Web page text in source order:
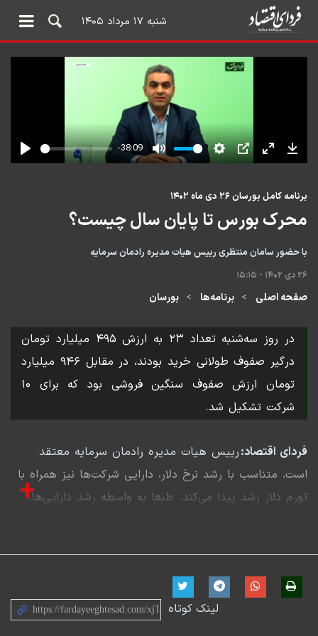
شنبه ۱۷ مرداد ۱۴۰۵
برنامه کامل بورسان ۲۶ دی ماه ۱۴۰۲
محرک بورس تا پایان سال چیست؟
با حضور سامان منتظری رییس هیات مدیره رادمان سرمایه
۲۶ دی ۱۴۰۲ - ۱۵:۱۵
صفحه اصلی برنامه‌ها بورسان
در روز سه‌شنبه تعداد ۲۳ به ارزش ۴۹۵ میلیارد تومان
درگیر صفوف طولانی خرید بودند، در مقابل ۹۴۶ میلیارد
تومان ارزش صفوف سنگین فروشی بود که برای ۱۰
شرکت تشکیل شد.
فردای اقتصاد:رییس هیات مدیره رادمان سرمایه معتقد
است، متناسب با رشد نرخ دلار، دارایی شرکت‌ها نیز همراه با
تورم دلار رشد پیدا می‌کند. طبعا به واسطه رشد دارایی‌ها،
نیست. سیاست‌های پولی بانک مرکزی (کاهش نرخ بهره بین
+
لینک کوتاه